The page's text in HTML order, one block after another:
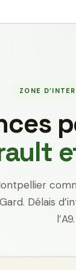
ZONE
Délais
l’A9.